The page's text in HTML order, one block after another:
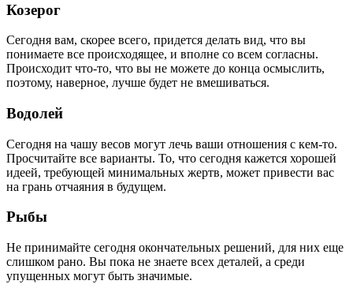
Козерог
Сегодня вам, скорее всего, придется делать вид, что вы
понимаете все происходящее, и вполне со всем согласны.
Происходит что-то, что вы не можете до конца осмыслить,
поэтому, наверное, лучше будет не вмешиваться.
Водолей
Сегодня на чашу весов могут лечь ваши отношения с кем-то.
Просчитайте все варианты. То, что сегодня кажется хорошей
идеей, требующей минимальных жертв, может привести вас
на грань отчаяния в будущем.
Рыбы
Не принимайте сегодня окончательных решений, для них еще
слишком рано. Вы пока не знаете всех деталей, а среди
упущенных могут быть значимые.